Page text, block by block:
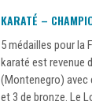
KARATÉ –
5 médailles pour la
karaté est revenue
(Montenegro) avec
et 3 de bronze. Le